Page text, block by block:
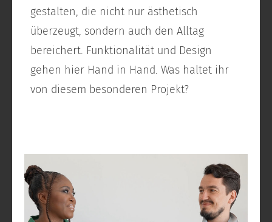
gestalten, die nicht nur ästhetisch
überzeugt, sondern auch den Alltag
bereichert. Funktionalität und Design
gehen hier Hand in Hand. Was haltet ihr
von diesem besonderen Projekt?